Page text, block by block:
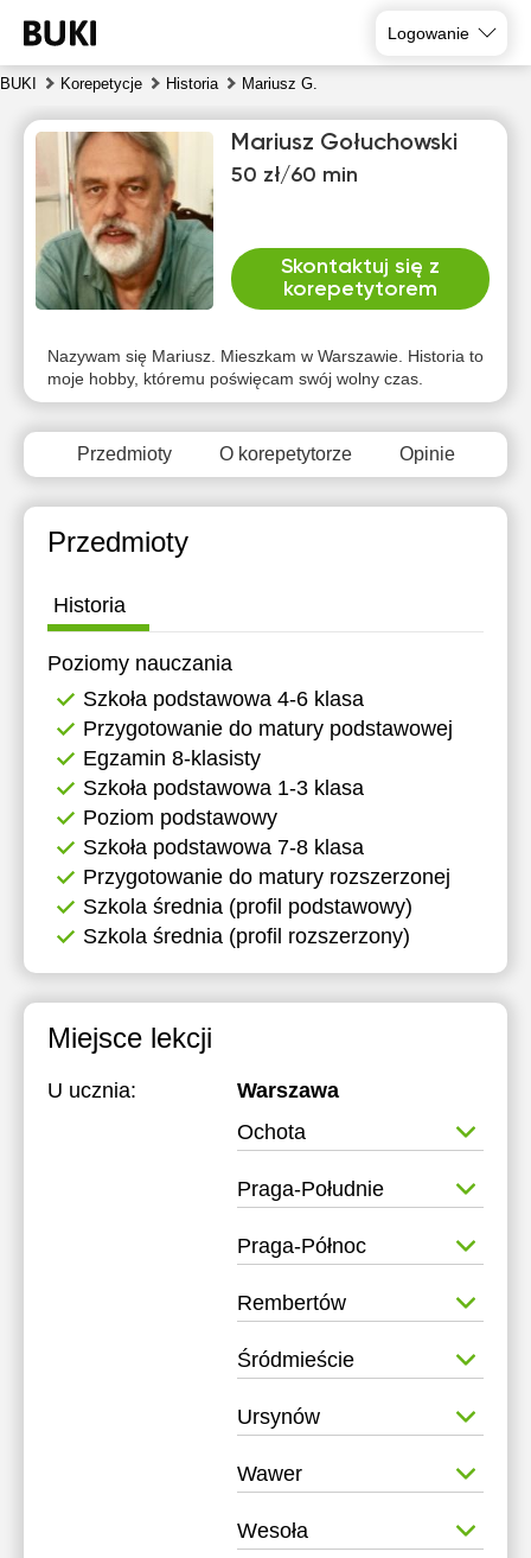
Logowanie
BUKI Korepetycje Historia Mariusz G.
Mariusz Gołuchowski
50 zł/60 min
Skontaktuj się z
korepetytorem
Nazywam się Mariusz. Mieszkam w Warszawie. Historia to
moje hobby, któremu poświęcam swój wolny czas.
Przedmioty O korepetytorze Opinie
Przedmioty
Historia
Poziomy nauczania
Szkoła podstawowa 4-6 klasa
Przygotowanie do matury podstawowej
Egzamin 8-klasisty
Szkoła podstawowa 1-3 klasa
Poziom podstawowy
Szkoła podstawowa 7-8 klasa
Przygotowanie do matury rozszerzonej
Szkola średnia (profil podstawowy)
Szkola średnia (profil rozszerzony)
Miejsce lekcji
U ucznia:
Warszawa
Ochota
Praga-Południe
Praga-Północ
Rembertów
Śródmieście
Ursynów
Wawer
Wesoła
6
7
8
9
10
11
Brak
dostępnych
terminów
Brak
dostępnych
terminów
Brak
dostępnych
terminów
Brak
dostępnych
terminów
Brak
dostępnych
terminów
Brak
terminów